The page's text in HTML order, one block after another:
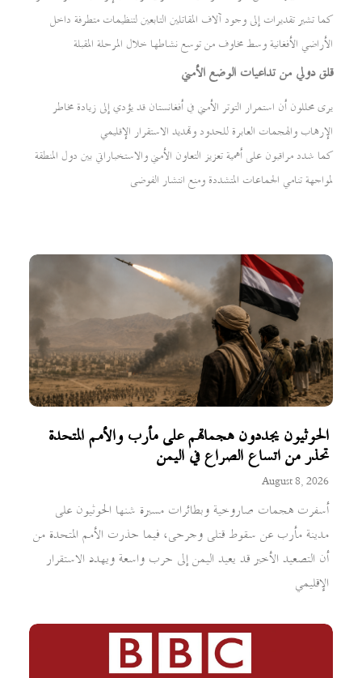
الحوثيون يجددون هجماتهم على مأرب والأمم المتحدة
تحذر من اتساع الصراع في اليمن
August 8, 2026
أسفرت هجمات صاروخية وبطائرات مسيرة شنها الحوثيون على
مدينة مأرب عن سقوط قتلى وجرحى، فيما حذرت الأمم المتحدة من
أن التصعيد الأخير قد يعيد اليمن إلى حرب واسعة ويهدد الاستقرار
الإقليمي
كما تشير تقديرات إلى وجود آلاف المقاتلين التابعين لتنظيمات متطرفة داخل
الأراضي الأفغانية وسط مخاوف من توسع نشاطها خلال المرحلة المقبلة
قلق دولي من تداعيات الوضع الأمني
يرى محللون أن استمرار التوتر الأمني في أفغانستان قد يؤدي إلى زيادة مخاطر
الإرهاب والهجمات العابرة للحدود وتهديد الاستقرار الإقليمي
كما شدد مراقبون على أهمية تعزيز التعاون الأمني والاستخباراتي بين دول المنطقة
لمواجهة تنامي الجماعات المتشددة ومنع انتشار الفوضى